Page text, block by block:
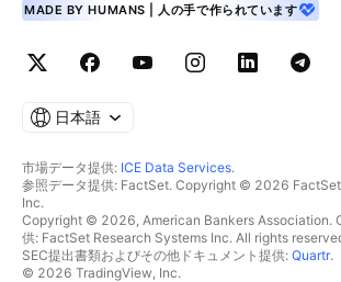
MADE BY HUMANS | 人の手で作られています
日本語
市場データ提供: ICE Data Services.
参照データ提供: FactSet. Copyright © 2026
Inc.
Copyright © 2026, American Bankers Association.
供: FactSet Research Systems Inc. All rights
SEC提出書類およびその他ドキュメント提供: Quartr.
© 2026 TradingView, Inc.